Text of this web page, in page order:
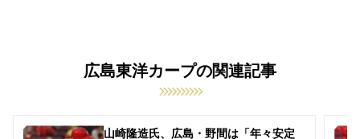
広島東洋カープの関連記事
山崎隆造氏、広島・野間は「年々安定